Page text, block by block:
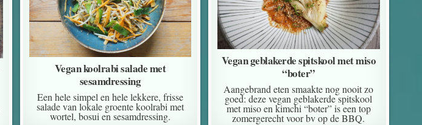
Vegan koolrabi salade met
sesamdressing
Een hele simpel en hele lekkere, frisse
salade van lokale groente koolrabi met
wortel, bosui en sesamdressing.
Vegan geblakerde spitskool met miso
“boter”
Aangebrand eten smaakte nog nooit zo
goed: deze vegan geblakerde spitskool
met miso en kimchi “boter” is een top
zomergerecht voor bv op de BBQ.